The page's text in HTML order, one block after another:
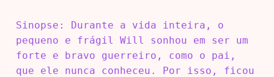
Sinopse: Durante a vida inteira, o
pequeno e frágil Will sonhou em ser um
forte e bravo guerreiro, como o pai,
que ele nunca conheceu. Por isso, ficou